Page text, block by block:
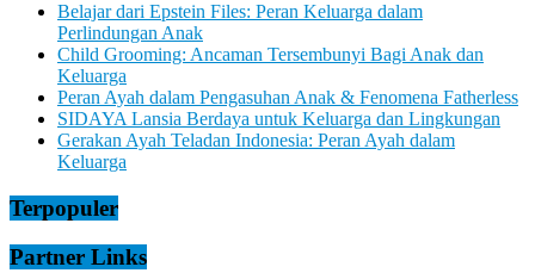
Belajar dari Epstein Files: Peran Keluarga dalam
Perlindungan Anak
Child Grooming: Ancaman Tersembunyi Bagi Anak dan
Keluarga
Peran Ayah dalam Pengasuhan Anak & Fenomena Fatherless
SIDAYA Lansia Berdaya untuk Keluarga dan Lingkungan
Gerakan Ayah Teladan Indonesia: Peran Ayah dalam
Keluarga
Terpopuler
Partner Links